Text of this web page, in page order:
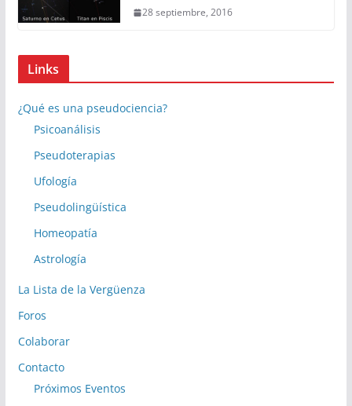
28 septiembre, 2016
Links
¿Qué es una pseudociencia?
Psicoanálisis
Pseudoterapias
Ufología
Pseudolingüística
Homeopatía
Astrología
La Lista de la Vergüenza
Foros
Colaborar
Contacto
Próximos Eventos